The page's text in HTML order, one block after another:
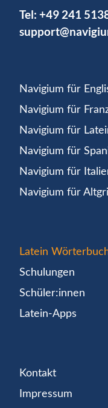
Tel: +49 241
Navigium für
Navigium für
Navigium für
Navigium für
Navigium für
Navigium für
Latein
Schulungen
Schüler:innen
Latein-Apps
Kontakt
Impressum